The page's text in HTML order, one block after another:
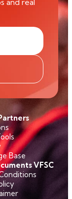
and real
Base
VFSC